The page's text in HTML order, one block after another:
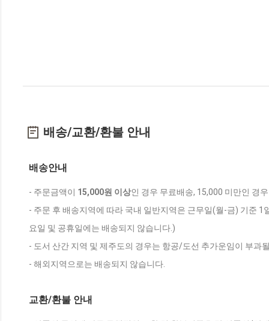
배송/교환/환불 안내
배송안내
- 주문금액이 15,000원 이상인 경우 무료배송, 15,000 미만인 경
- 주문 후 배송지역에 따라 국내 일반지역은 근무일(월-금) 기준
요일 및 공휴일에는 배송되지 않습니다.)
- 도서 산간 지역 및 제주도의 경우는 항공/도선 추가운임이 부과
- 해외지역으로는 배송되지 않습니다.
교환/환불 안내